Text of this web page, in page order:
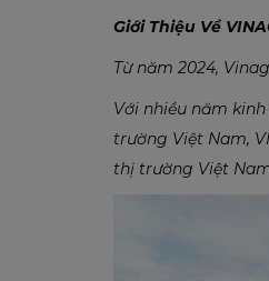
Giới Thiệu Về
Từ năm 2024,
Với nhiều năm
trường Việt Nam,
thị trường Việt